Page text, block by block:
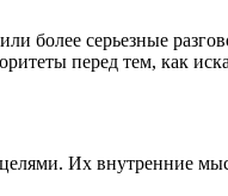
более серьезные
перед тем, как
Их внутренние